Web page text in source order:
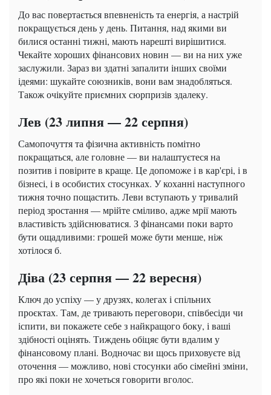
До вас повертається впевненість та енергія, а настрій
покращується день у день. Питання, над якими ви
билися останні тижні, мають нарешті вирішитися.
Чекайте хороших фінансових новин — ви на них уже
заслужили. Зараз ви здатні запалити інших своїми
ідеями: шукайте союзників, вони вам знадобляться.
Також очікуйте приємних сюрпризів здалеку.
Лев (23 липня — 22 серпня)
Самопочуття та фізична активність помітно
покращаться, але головне — ви налаштуєтеся на
позитив і повірите в краще. Це допоможе і в кар'єрі, і в
бізнесі, і в особистих стосунках. У коханні наступного
тижня точно пощастить. Леви вступають у тривалий
період зростання — мрійте сміливо, адже мрії мають
властивість здійснюватися. З фінансами поки варто
бути ощадливими: грошей може бути менше, ніж
хотілося б.
Діва (23 серпня — 22 вересня)
Ключ до успіху — у друзях, колегах і спільних
проєктах. Там, де тривають переговори, співбесіди чи
іспити, ви покажете себе з найкращого боку, і ваші
здібності оцінять. Тиждень обіцяє бути вдалим у
фінансовому плані. Водночас ви щось приховуєте від
оточення — можливо, нові стосунки або сімейні зміни,
про які поки не хочеться говорити вголос.